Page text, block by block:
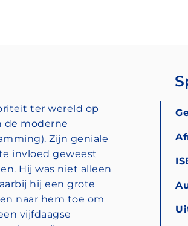
ter wereld op
de moderne
Zijn geniale
invloed geweest
Hij was niet alleen
hij een grote
naar hem toe om
vijfdaagse